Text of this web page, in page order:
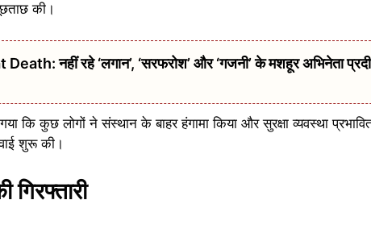
की।
नहीं रहे ‘लगान’, ‘सरफरोश’ और ‘गजनी’ के मशहूर अभिनेता
कि कुछ लोगों ने संस्थान के बाहर हंगामा किया और सुरक्षा व्यवस्था
शुरू की।